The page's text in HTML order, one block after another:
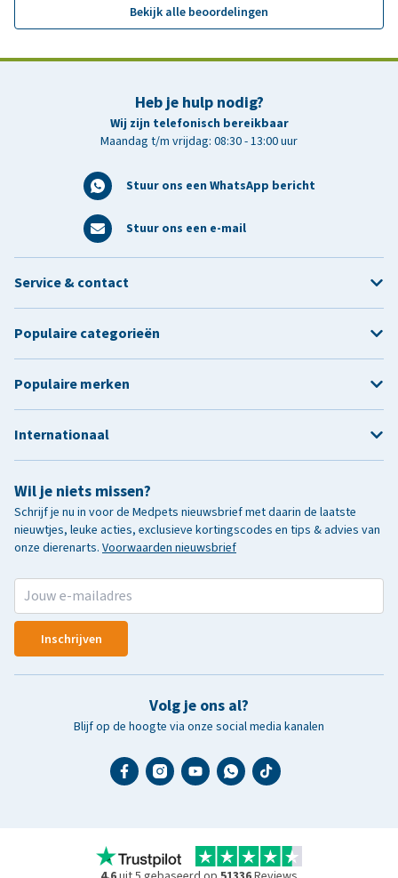
Bekijk alle beoordelingen
Heb je hulp nodig?
Wij zijn telefonisch bereikbaar
Maandag t/m vrijdag: 08:30 - 13:00 uur
Stuur ons een WhatsApp bericht
Stuur ons een e-mail
Wil je niets missen?
Schrijf je nu in voor de Medpets nieuwsbrief met daarin de laatste
nieuwtjes, leuke acties, exclusieve kortingscodes en tips & advies van
onze dierenarts. Voorwaarden nieuwsbrief
Inschrijven
Volg je ons al?
Blijf op de hoogte via onze social media kanalen
Service & contact
Populaire categorieën
Populaire merken
Internationaal